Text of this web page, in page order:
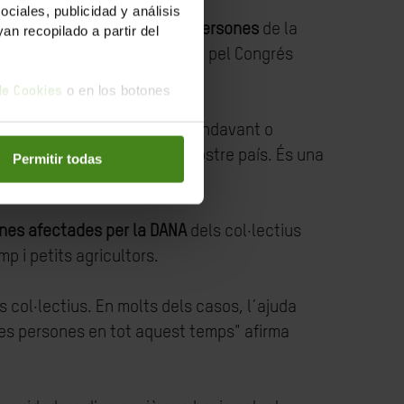
publicidad y análisis
recopilado a partir del
Cookies o en los botones
Permitir todas
per més de 700.000 persones de la
per àmplia majoria, pel Congrés
DANA per treure la ILP endavant o
irregular ara mateix al nostre país. És una
afectades per la DANAdels col·lectius
i petits agricultors.
En molts dels casos, l´ajuda
persones en tot aquest temps" afirma